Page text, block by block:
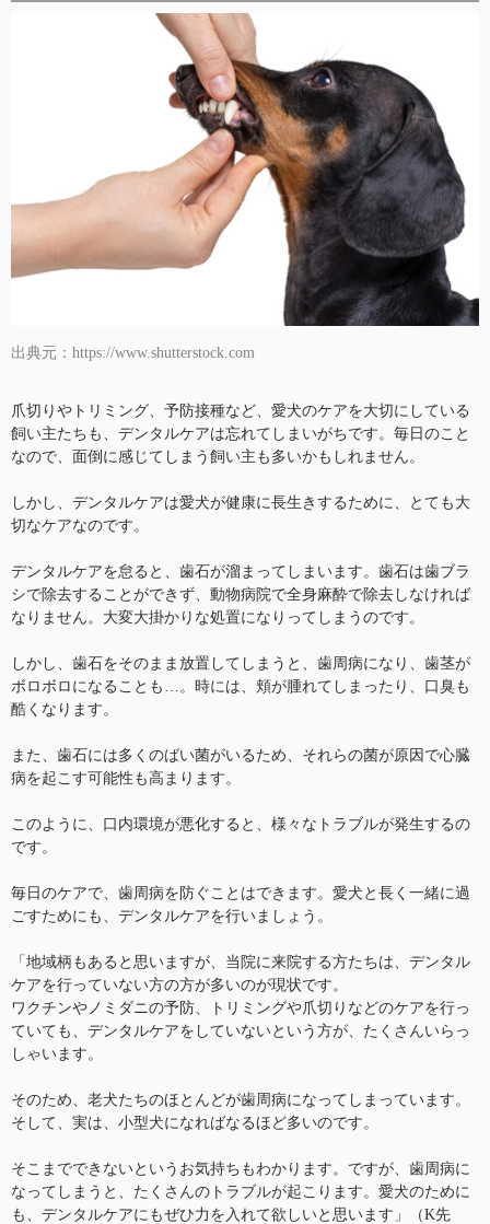
出典元：https://www.shutterstock.com
爪切りやトリミング、予防接種など、愛犬のケアを大切にしている
飼い主たちも、デンタルケアは忘れてしまいがちです。毎日のこと
なので、面倒に感じてしまう飼い主も多いかもしれません。
しかし、デンタルケアは愛犬が健康に長生きするために、とても大
切なケアなのです。
デンタルケアを怠ると、歯石が溜まってしまいます。歯石は歯ブラ
シで除去することができず、動物病院で全身麻酔で除去しなければ
なりません。大変大掛かりな処置になりってしまうのです。
しかし、歯石をそのまま放置してしまうと、歯周病になり、歯茎が
ボロボロになることも…。時には、頬が腫れてしまったり、口臭も
酷くなります。
また、歯石には多くのばい菌がいるため、それらの菌が原因で心臓
病を起こす可能性も高まります。
このように、口内環境が悪化すると、様々なトラブルが発生するの
です。
毎日のケアで、歯周病を防ぐことはできます。愛犬と長く一緒に過
ごすためにも、デンタルケアを行いましょう。
「地域柄もあると思いますが、当院に来院する方たちは、デンタル
ケアを行っていない方の方が多いのが現状です。
ワクチンやノミダニの予防、トリミングや爪切りなどのケアを行っ
ていても、デンタルケアをしていないという方が、たくさんいらっ
しゃいます。
そのため、老犬たちのほとんどが歯周病になってしまっています。
そして、実は、小型犬になればなるほど多いのです。
そこまでできないというお気持ちもわかります。ですが、歯周病に
なってしまうと、たくさんのトラブルが起こります。愛犬のために
も、デンタルケアにもぜひ力を入れて欲しいと思います」（K先